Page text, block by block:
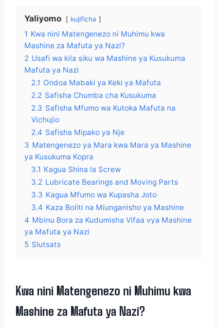
Yaliyomo kujificha
1 Kwa nini Matengenezo ni Muhimu kwa
Mashine za Mafuta ya Nazi?
2 Usafi wa kila siku wa Mashine ya Kusukuma
Mafuta ya Nazi
2.1 Ondoa Mabaki ya Keki ya Mafuta
2.2 Safisha Chumba cha Kusukuma
2.3 Safisha Mfumo wa Kutoka Mafuta na
Vichujio
2.4 Safisha Mipako ya Nje
3 Matengenezo ya Mara kwa Mara ya Mashine
ya Kusukuma Kopra
3.1 Kagua Shina la Screw
3.2 Lubricate Bearings and Moving Parts
3.3 Kagua Mfumo wa Kupasha Joto
3.4 Kaza Boliti na Miunganisho ya Mashine
4 Mbinu Bora za Kudumisha Vifaa vya Mashine
ya Mafuta ya Nazi
5 Slutsats
Kwa nini Matengenezo ni Muhimu kwa
Mashine za Mafuta ya Nazi?